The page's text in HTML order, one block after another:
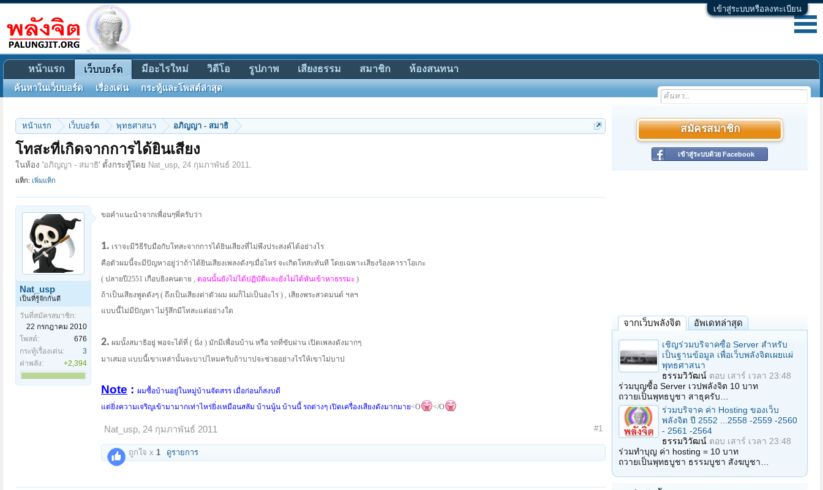
เข้าสู่ระบบหรือลงทะเบียน
หน้าแรก เว็บบอร์ด พุทธศาสนา อภิญญา - สมาธิ
โทสะที่เกิดจากการได้ยินเสียง
ในห้อง 'อภิญญา - สมาธิ' ตั้งกระทู้โดย Nat_usp, 24 กุมภาพันธ์ 2011.
แท็ก: เพิ่มแท็ก
Nat_usp
เป็นที่รู้จักกันดี
วันที่สมัครสมาชิก:
22 กรกฎาคม 2010
โพสต์:
676
กระทู้เรื่องเด่น:
3
ค่าพลัง:
+2,394
ขอคำแนะนำจากเพื่อนๆพี่ครับว่า
1. เราจะมีวิธีรับมือกับโทสะจากการได้ยินเสียงที่ไม่พึงประสงค์ได้อย่างไร
คือตัวผมนี้จะมีปัญหาอยู่ว่าถ้าได้ยินเสียงเพลงดังๆเมื่อไหร่ จะเกิดโทสะทันที โดยเฉพาะเสียงร้องคาราโอเกะ
( ปลายปี2551 เกือบยิงคนตาย , ตอนนั้นยังไม่ได้ปฏิบัติและยังไม่ได้หันเข้าหาธรรมะ )
ถ้าเป็นเสียงพูดดังๆ ( ถึงเป็นเสียงด่าตัวผม ผมก็ไม่เป็นอะไร ) , เสียงพระสวดมนต์ ฯลฯ
แบบนี้ไม่มีปัญหา ไม่รู้สึกมีโทสะแต่อย่างใด
2. ผมนั้งสมาธิอยู่ พอจะได้ที่ ( นิ่ง ) มักมีเพื่อนบ้าน หรือ รถที่ขับผ่าน เปิดเพลงดังมากๆ
มาเสมอ แบบนี้เขาเหล่านั้นจะบาปไหมครับถ้าบาปจะช่วยอย่างไรให้เขาไม่บาป
Note : ผมซื้อบ้านอยู่ในหมู่บ้านจัดสรร เมื่อก่อนก็สงบดี
แต่ยิ่งความเจริญเข้ามามากเท่าไหร่ยิ่งเหมือนสลัม บ้านนู้น บ้านนี้ รถต่างๆ เปิดเครื่องเสียงดังมากมาย<O </O
Nat_usp, 24 กุมภาพันธ์ 2011 #1
ถูกใจ x 1 ดูรายการ
สมัครสมาชิก
เข้าสู่ระบบด้วย Facebook
จากเว็บพลังจิต อัพเดทล่าสุด
เชิญร่วมบริจาคซื้อ Server สำหรับ
เป็นฐานข้อมูล เพื่อเว็บพลังจิตเผยแผ่
พุทธศาสนา
ธรรมวิวัฒน์ ตอบ เสาร์ เวลา 23:48
ร่วมบุญซื้อ Server เวปพลังจิต 10 บาท
ถวายเป็นพุทธบูชา สาธุครับ…
ร่วมบริจาค ค่า Hosting ของเว็บ
พลังจิต ปี 2552 ...2558 -2559 -2560
- 2561 -2564
ธรรมวิวัฒน์ ตอบ เสาร์ เวลา 23:48
ร่วมทำบุญ ค่า hosting = 10 บาท
ถวายเป็นพุทธบูชา ธรรมบูชา สังฆบูชา…
หน้าแรก เว็บบอร์ด
ค้นหาในเว็บบอร์ด เรื่องเด่น กระทู้และโพสต์ล่าสุด
มีอะไรใหม่ วิดีโอ รูปภาพ เสียงธรรม สมาชิก ห้องสนทนา